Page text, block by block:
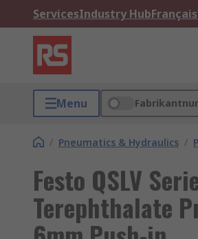
ServicesIndustry Hub
Menu
/ Pneumatics & Hydraulics /
Festo QSLV
Terephthalate